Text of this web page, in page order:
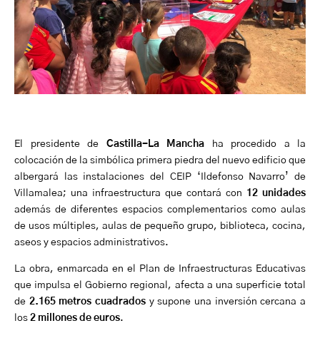
El presidente de Castilla-La Mancha ha procedido a la
colocación de la simbólica primera piedra del nuevo edificio que
albergará las instalaciones del CEIP ‘Ildefonso Navarro’ de
Villamalea; una infraestructura que contará con 12 unidades
además de diferentes espacios complementarios como aulas
de usos múltiples, aulas de pequeño grupo, biblioteca, cocina,
aseos y espacios administrativos.
La obra, enmarcada en el Plan de Infraestructuras Educativas
que impulsa el Gobierno regional, afecta a una superficie total
de 2.165 metros cuadrados y supone una inversión cercana a
los 2 millones de euros.